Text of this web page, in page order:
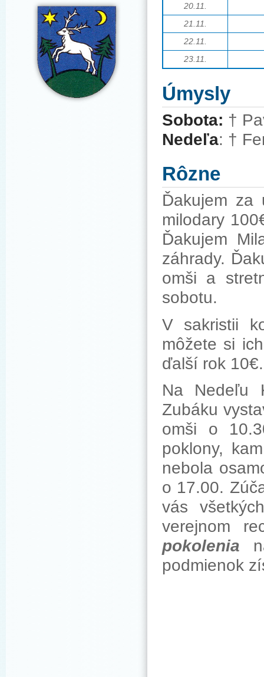
20.11.
21.11.
22 .11
23 .11
Úmysly
Sobota: †
Nedeľa: †
Rôzne
Ďakujem za
milodary
Ďakujem
záhrady.
omši a
sobotu.
V sakristii
môžete si
ďalší rok 10€.
Na Nedeľu
Zubáku
omši o
poklony,
nebola
o 17.00.
vás
verejnom
pokolenia
podmienok